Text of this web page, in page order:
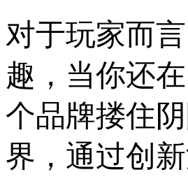
对于玩家而
趣，当你还
个品牌搂住
界，通过创